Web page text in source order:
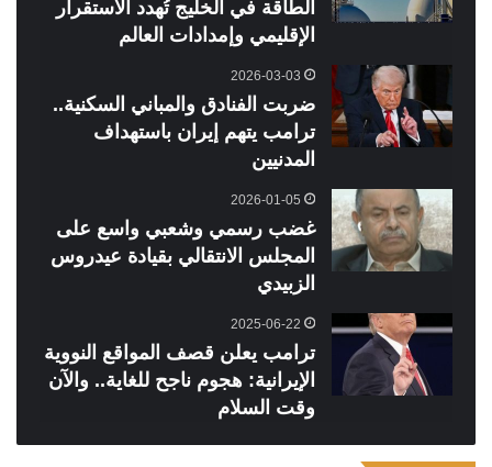
الطاقة في الخليج تُهدد الاستقرار
الإقليمي وإمدادات العالم
2026-03-03
ضربت الفنادق والمباني السكنية..
ترامب يتهم إيران باستهداف
المدنيين
2026-01-05
غضب رسمي وشعبي واسع على
المجلس الانتقالي بقيادة عيدروس
الزبيدي
2025-06-22
ترامب يعلن قصف المواقع النووية
الإيرانية: هجوم ناجح للغاية.. والآن
وقت السلام